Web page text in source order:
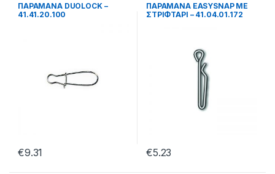
ΠΑΡΑΜΑΝΑ DUOLOCK –
41.41.20.100
€9.31
ΠΑΡΑΜΑΝΑ EASYSNAP ΜΕ
ΣΤΡΙΦΤΑΡΙ – 41.04.01.172
€5.23